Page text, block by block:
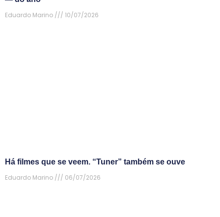
Eduardo Marino
10/07/2026
Há filmes que se veem. “Tuner” também se ouve
Eduardo Marino
06/07/2026